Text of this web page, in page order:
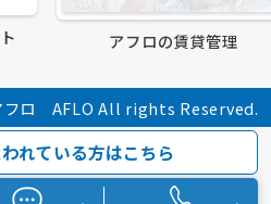
アフロの賃貸管理
フロ AFLO All rights Reserved.
れている方はこちら